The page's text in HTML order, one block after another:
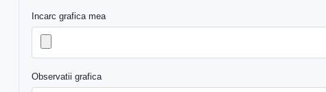
Incarc grafica mea
Observatii grafica